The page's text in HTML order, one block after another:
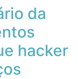
da
hacker